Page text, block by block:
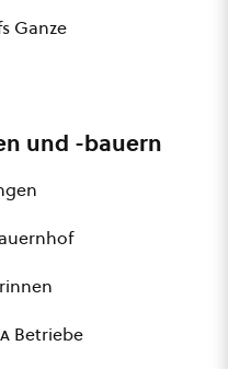
Ganze
und -bauern
Betriebe